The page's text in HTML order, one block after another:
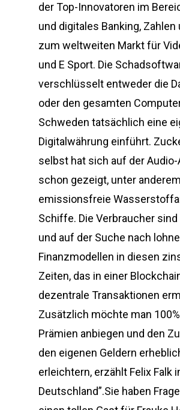
der Top-Innovatoren im
und digitales Banking, Zahlen
zum weltweiten Markt für
und E Sport. Die
verschlüsselt entweder die
oder den gesamten
Schweden tatsächlich eine
Digitalwährung einführt.
selbst hat sich auf der Audio-
schon gezeigt, unter anderem
emissionsfreie
Schiffe. Die Verbraucher
und auf der Suche nach
Finanzmodellen in diesen
Zeiten, das in einer
dezentrale Transaktionen
Zusätzlich möchte man
Prämien anbiegen und den
den eigenen Geldern
erleichtern, erzählt Felix Falk
Deutschland”.Sie haben